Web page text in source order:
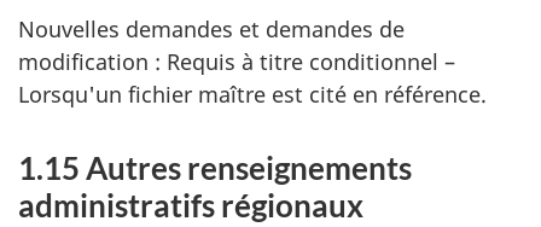
Nouvelles demandes et demandes de
modification : Requis à titre conditionnel –
Lorsqu'un fichier maître est cité en référence.
1.15 Autres renseignements
administratifs régionaux